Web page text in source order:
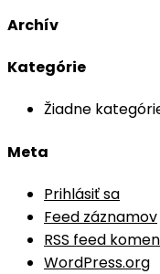
Archív
Kategórie
Žiadne
Meta
Prihlásiť sa
Feed záznamov
RSS feed
WordPress.org